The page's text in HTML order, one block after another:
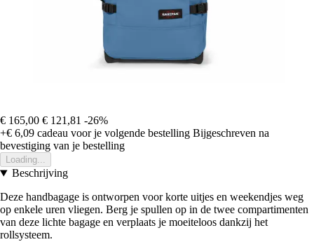
€ 165,00 € 121,81 -26%
+€ 6,09 cadeau voor je volgende bestelling Bijgeschreven na
bevestiging van je bestelling
Loading...
Beschrijving
Deze handbagage is ontworpen voor korte uitjes en weekendjes weg
op enkele uren vliegen. Berg je spullen op in de twee compartimenten
van deze lichte bagage en verplaats je moeiteloos dankzij het
rollsysteem.